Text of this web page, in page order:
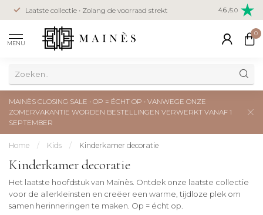
Laatste collectie • Zolang de voorraad strekt Veilig
creditcard
4.6 /5.0
MENU
0
MAINÈS CLOSING SALE • OP = ÉCHT OP • VANWEGE ONZE
ZOMERVAKANTIE WORDEN BESTELLINGEN VERWERKT VANAF 1
SEPTEMBER
Home / Kids / Kinderkamer decoratie
Kinderkamer decoratie
Het laatste hoofdstuk van Mainès. Ontdek onze laatste collectie
voor de allerkleinsten en creëer een warme, tijdloze plek om
samen herinneringen te maken. Op = écht op.